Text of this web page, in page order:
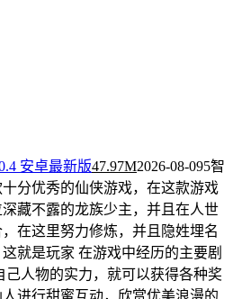
安卓最新版47.97M2026-08-095智
分优秀的仙侠游戏，在这款游戏
藏不露的龙族少主，并且在人世
在这里努力修炼，并且隐姓埋名
就是玩家 在游戏中经历的主要剧
己人物的实力，就可以获得各种奖
进行甜蜜互动，欣赏优美浪漫的